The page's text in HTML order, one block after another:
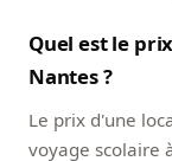
Quel est le
Nantes ?
Le prix d'une
voyage scolaire